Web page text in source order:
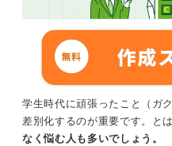
学生時代に頑張ったこと（ガ
差別化するのが重要です。とは
なく悩む人も多いでしょう。